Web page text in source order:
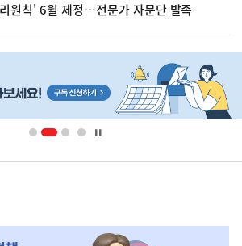
원칙' 6월 제정…전문가 자문단 발족